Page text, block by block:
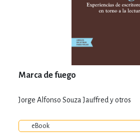
Marca de fuego
Jorge Alfonso Souza Jauffred y otros
eBook